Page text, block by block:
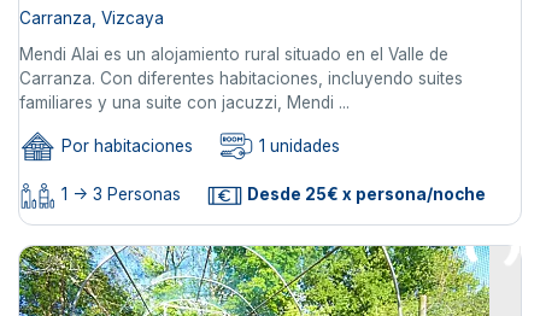
Carranza, Vizcaya
Mendi Alai es un alojamiento rural situado en el Valle de
Carranza. Con diferentes habitaciones, incluyendo suites
familiares y una suite con jacuzzi, Mendi ...
Por habitaciones 1 unidades
1 -> 3 Personas Desde 25€ x persona/noche